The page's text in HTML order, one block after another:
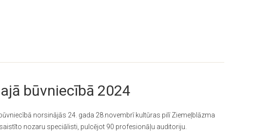
būvniecībā 2024
norsinājās 24. gada 28.novembrī kultūras pilī Ziemeļblāzma
nozaru speciālisti, pulcējot 90 profesionāļu auditoriju.